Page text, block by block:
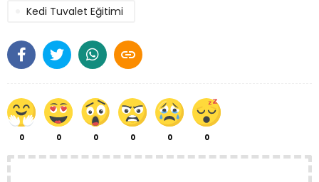

0 0 0 0 0 0
Kedi Tuvalet Eğitimi